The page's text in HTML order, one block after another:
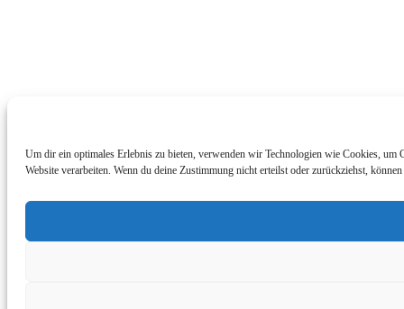
Um dir ein optimales Erlebnis zu bieten, verwenden wir Technologien wie Cookies,
Website verarbeiten. Wenn du deine Zustimmung nicht erteilst oder zurückziehst,